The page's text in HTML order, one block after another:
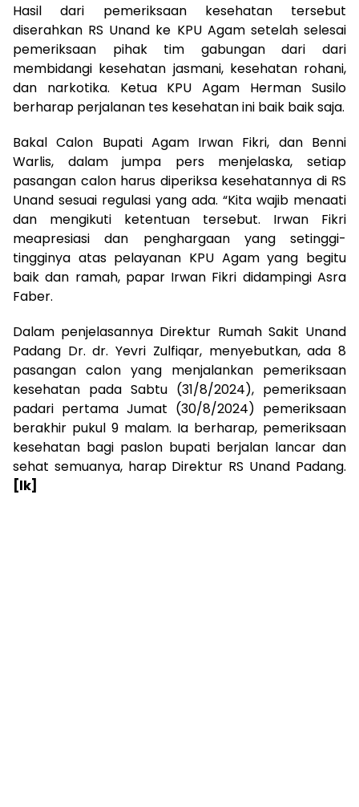
Hasil dari pemeriksaan kesehatan tersebut
diserahkan RS Unand ke KPU Agam setelah selesai
pemeriksaan pihak tim gabungan dari dari
membidangi kesehatan jasmani, kesehatan rohani,
dan narkotika. Ketua KPU Agam Herman Susilo
berharap perjalanan tes kesehatan ini baik baik saja.
Bakal Calon Bupati Agam Irwan Fikri, dan Benni
Warlis, dalam jumpa pers menjelaska, setiap
pasangan calon harus diperiksa kesehatannya di RS
Unand sesuai regulasi yang ada. “Kita wajib menaati
dan mengikuti ketentuan tersebut. Irwan Fikri
meapresiasi dan penghargaan yang setinggi-
tingginya atas pelayanan KPU Agam yang begitu
baik dan ramah, papar Irwan Fikri didampingi Asra
Faber.
Dalam penjelasannya Direktur Rumah Sakit Unand
Padang Dr. dr. Yevri Zulfiqar, menyebutkan, ada 8
pasangan calon yang menjalankan pemeriksaan
kesehatan pada Sabtu (31/8/2024), pemeriksaan
padari pertama Jumat (30/8/2024) pemeriksaan
berakhir pukul 9 malam. Ia berharap, pemeriksaan
kesehatan bagi paslon bupati berjalan lancar dan
sehat semuanya, harap Direktur RS Unand Padang.
[lk]